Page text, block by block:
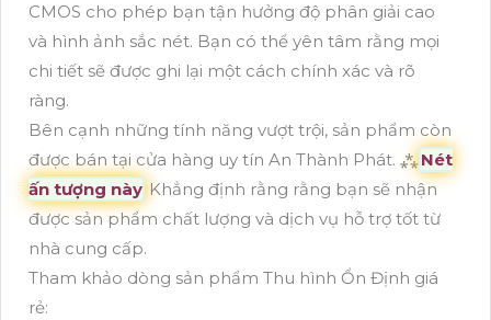
CMOS cho phép bạn tận hưởng độ phân giải cao
và hình ảnh sắc nét. Bạn có thể yên tâm rằng mọi
chi tiết sẽ được ghi lại một cách chính xác và rõ
ràng.
Bên cạnh những tính năng vượt trội, sản phẩm còn
được bán tại cửa hàng uy tín An Thành Phát. ⁂Nét
ấn tượng này Khẳng định rằng rằng bạn sẽ nhận
được sản phẩm chất lượng và dịch vụ hỗ trợ tốt từ
nhà cung cấp.
Tham khảo dòng sản phẩm Thu hình Ổn Định giá
rẻ: